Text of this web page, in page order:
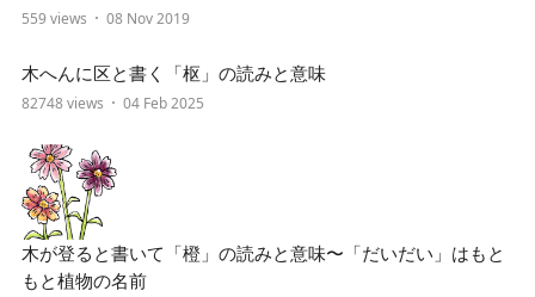
559 views 08 Nov 2019
木へんに区と書く「枢」の読みと意味
82748 views 04 Feb 2025
木が登ると書いて「橙」の読みと意味〜「だいだい」はもと
もと植物の名前